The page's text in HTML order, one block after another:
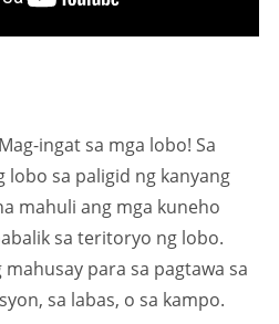
Mag-ingat sa mga lobo! Sa
sa paligid ng kanyang
mahuli ang mga kuneho
sa teritoryo ng lobo.
para sa pagtawa sa
sa labas, o sa kampo.